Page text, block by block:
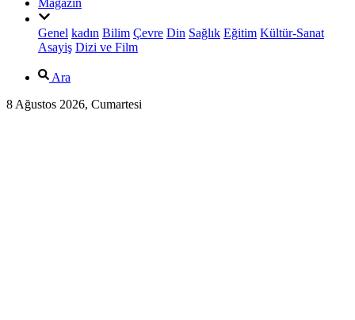
Magazin
Genel kadın Bilim Çevre Din Sağlık Eğitim Kültür-Sanat
Asayiş Dizi ve Film
Ara
8 Ağustos 2026, Cumartesi